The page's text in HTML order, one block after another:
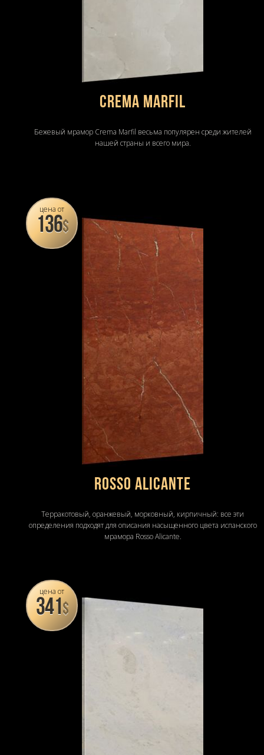
Crema Marfil
Бежевый мрамор Crema Marfil весьма популярен среди жителей
нашей страны и всего мира.
цена от
136$
Rosso Alicante
Терракотовый, оранжевый, морковный, кирпичный: все эти
определения подходят для описания насыщенного цвета испанского
мрамора Rosso Alicante.
цена от
341$